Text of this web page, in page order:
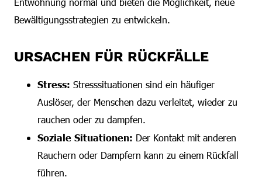
Bewältigungsstrategien zu entwickeln.
URSACHEN FÜR RÜCKFÄLLE
Stress: Stresssituationen sind ein häufiger
Auslöser, der Menschen dazu verleitet, wieder zu
rauchen oder zu dampfen.
Soziale Situationen: Der Kontakt mit anderen
Rauchern oder Dampfern kann zu einem Rückfall
führen.